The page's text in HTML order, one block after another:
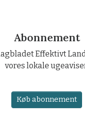
Abonnement
Effektivt
vores lokale
Køb abonnement